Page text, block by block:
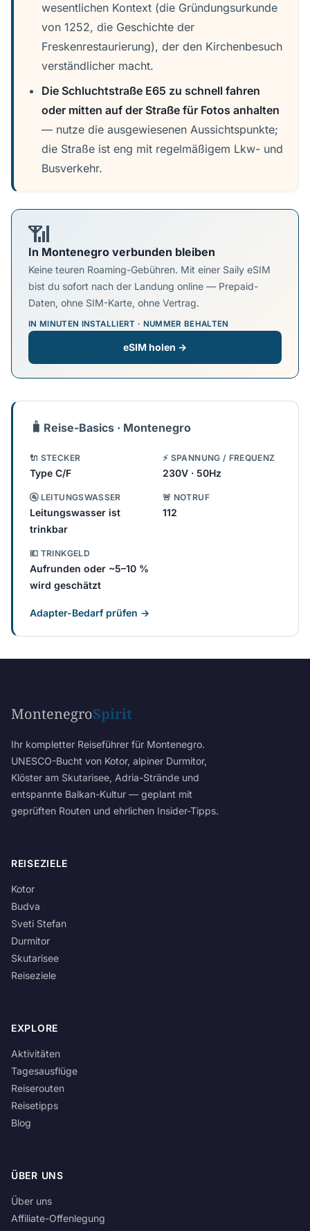
wesentlichen Kontext (die Gründungsurkunde
von 1252, die Geschichte der
Freskenrestaurierung), der den Kirchenbesuch
verständlicher macht.
Die Schluchtstraße E65 zu schnell fahren
oder mitten auf der Straße für Fotos anhalten
— nutze die ausgewiesenen Aussichtspunkte;
die Straße ist eng mit regelmäßigem Lkw- und
Busverkehr.
📶
In Montenegro verbunden bleiben
Keine teuren Roaming-Gebühren. Mit einer Saily eSIM
bist du sofort nach der Landung online — Prepaid-
Daten, ohne SIM-Karte, ohne Vertrag.
IN MINUTEN INSTALLIERT · NUMMER BEHALTEN
eSIM holen →
🧳 Reise-Basics · Montenegro
🔌 STECKER
Type C/F
⚡ SPANNUNG / FREQUENZ
230V · 50Hz
🚰 LEITUNGSWASSER
Leitungswasser ist
trinkbar
🚨 NOTRUF
112
💶 TRINKGELD
Aufrunden oder ~5–10 %
wird geschätzt
Adapter-Bedarf prüfen →
MontenegroSpirit
Ihr kompletter Reiseführer für Montenegro.
UNESCO-Bucht von Kotor, alpiner Durmitor,
Klöster am Skutarisee, Adria-Strände und
entspannte Balkan-Kultur — geplant mit
geprüften Routen und ehrlichen Insider-Tipps.
REISEZIELE
Kotor
Budva
Sveti Stefan
Durmitor
Skutarisee
Reiseziele
EXPLORE
Aktivitäten
Tagesausflüge
Reiserouten
Reisetipps
Blog
ÜBER UNS
Über uns
Affiliate-Offenlegung